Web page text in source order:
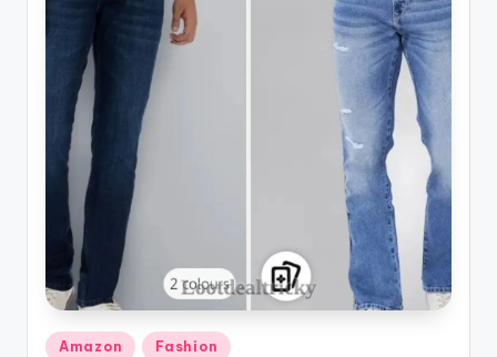
Posted
Amazon Fashion